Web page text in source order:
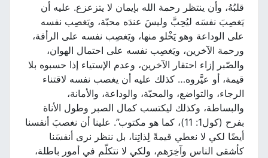
قلبُهُ، وأن ينتظر رحمة الله بإيمان لا يتزعزع. عليه أن
يَغصِبَ نفسَه ليُحِبَّ وليسَ عندَه محبّة، ويَغصِب نفسه
على الوداعة وهو يَخْلو منها، ويَغصِب نفسه على الرأفة،
ورحمة الآخرين، ويَغصِب نفسه على احتمال الهوان،
والصّبر إزاء احتقار الآخرين، وعدم الإستياء إذا حسبوه بلا
قيمة، أو عيَّروه… كذلك عليه أن يغصب نفسه لاقتناء
الرجاء، والتواضع، والمحبّة، والوداعة، والأمانة،
والبساطة، وكذلك ليكتسب كمال الصبر وطول الأناة
بفرح (كول1: 11)، كما هو مكتوب”. علينا أن نغصبَ أنفسنا
أيضًا لكي لا نعطي قيمةً لِذاتِنا، بل ننظر نرى أنفسَنا
كأشقى الناس وآخِرَهم، ولكي لا نتكلّم في أمور باطلة،